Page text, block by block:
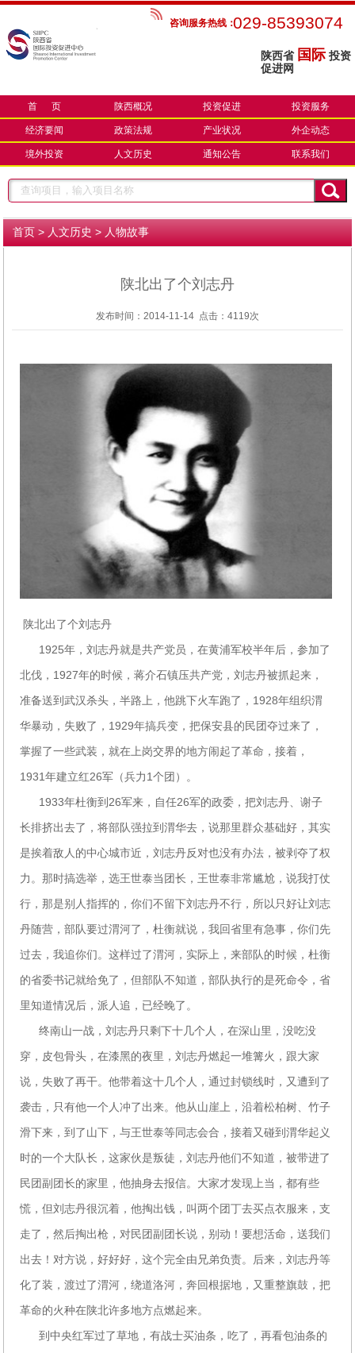
咨询服务热线：029-85393074
陕西省 国际 投资
促进网
首 页 陕西概况 投资促进 投资服务
经济要闻 政策法规 产业状况 外企动态
境外投资 人文历史 通知公告 联系我们
首页 > 人文历史 > 人物故事
陕北出了个刘志丹
发布时间：2014-11-14 点击： 4119次
陕北出了个刘志丹
1925年，刘志丹就是共产党员，在黄浦军校半年后，参加了
北伐，1927年的时候，蒋介石镇压共产党，刘志丹被抓起来，
准备送到武汉杀头，半路上，他跳下火车跑了，1928年组织渭
华暴动，失败了，1929年搞兵变，把保安县的民团夺过来了，
掌握了一些武装，就在上岗交界的地方闹起了革命，接着，
1931年建立红26军（兵力1个团）。
1933年杜衡到26军来，自任26军的政委，把刘志丹、谢子
长排挤出去了，将部队强拉到渭华去，说那里群众基础好，其实
是挨着敌人的中心城市近，刘志丹反对也没有办法，被剥夺了权
力。那时搞选举，选王世泰当团长，王世泰非常尴尬，说我打仗
行，那是别人指挥的，你们不留下刘志丹不行，所以只好让刘志
丹随营，部队要过渭河了，杜衡就说，我回省里有急事，你们先
过去，我追你们。这样过了渭河，实际上，来部队的时候，杜衡
的省委书记就给免了，但部队不知道，部队执行的是死命令，省
里知道情况后，派人追，已经晚了。
终南山一战，刘志丹只剩下十几个人，在深山里，没吃没
穿，皮包骨头，在漆黑的夜里，刘志丹燃起一堆篝火，跟大家
说，失败了再干。他带着这十几个人，通过封锁线时，又遭到了
袭击，只有他一个人冲了出来。他从山崖上，沿着松柏树、竹子
滑下来，到了山下，与王世泰等同志会合，接着又碰到渭华起义
时的一个大队长，这家伙是叛徒，刘志丹他们不知道，被带进了
民团副团长的家里，他抽身去报信。大家才发现上当，都有些
慌，但刘志丹很沉着，他掏出钱，叫两个团丁去买点衣服来，支
走了，然后掏出枪，对民团副团长说，别动！要想活命，送我们
出去！对方说，好好好，这个完全由兄弟负责。后来，刘志丹等
化了装，渡过了渭河，绕道洛河，奔回根据地，又重整旗鼓，把
革命的火种在陕北许多地方点燃起来。
到中央红军过了草地，有战士买油条，吃了，再看包油条的